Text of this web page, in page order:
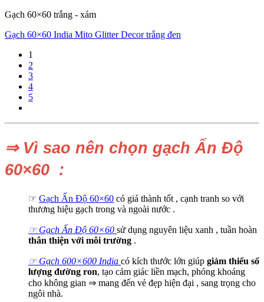
Gạch 60×60 trắng - xám
Gạch 60×60 India Mito Glitter Decor trắng đen
1
2
3
4
5
⇒ Vì sao nên chọn gạch Ấn Độ
60×60 :
☞ Gạch Ấn Độ 60×60 có giá thành tốt , cạnh tranh so với
thương hiệu gạch trong và ngoài nước .
☞ Gạch Ấn Độ 60×60 sử dụng nguyên liệu xanh , tuần hoàn
thân thiện với môi trường .
☞ Gạch 600×600 India có kích thước lớn giúp giảm thiểu số
lượng đường ron, tạo cảm giác liền mạch, phóng khoáng
cho không gian ⇒ mang đến vẻ đẹp hiện đại , sang trọng cho
ngôi nhà.